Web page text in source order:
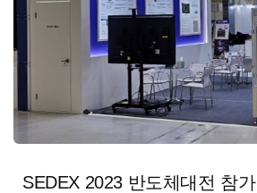
SEDEX 2023 반도체대전 참가